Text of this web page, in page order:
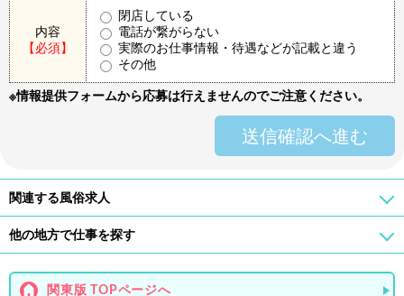
内容
【必須】
閉店している
電話が繋がらない
実際のお仕事情報・待遇などが記載と違う
その他
※情報提供フォームから応募は行えませんのでご注意ください。
送信確認へ進む
関連する風俗求人
他の地方で仕事を探す
関東版 TOPページへ